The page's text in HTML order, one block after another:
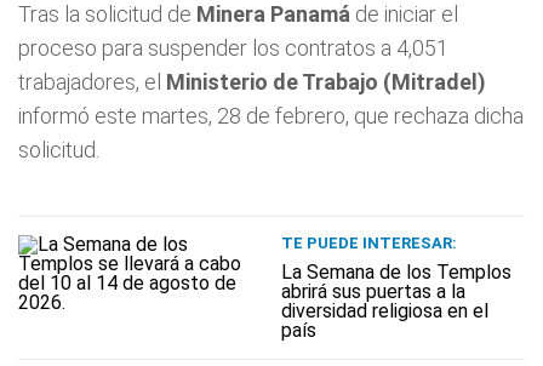
Tras la solicitud de Minera Panamá de iniciar el
proceso para suspender los contratos a 4,051
trabajadores, el Ministerio de Trabajo (Mitradel)
informó este martes, 28 de febrero, que rechaza dicha
solicitud.
TE PUEDE INTERESAR:
La Semana de los Templos
abrirá sus puertas a la
diversidad religiosa en el
país